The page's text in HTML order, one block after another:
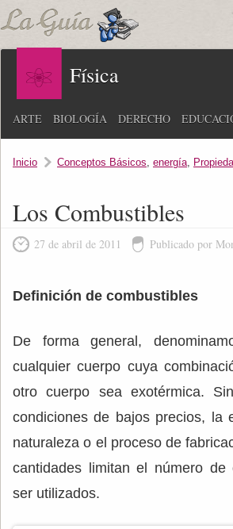
Física
ARTE BIOLOGÍA DERECHO
Inicio Conceptos Básicos, energía,
Los Combustibles
27 de abril de 2011 Publicado por
Definición de combustibles
De forma general,
cualquier cuerpo cuya
otro cuerpo sea exotérmica.
condiciones de bajos precios, la
naturaleza o el proceso de
cantidades limitan el número de
ser utilizados.